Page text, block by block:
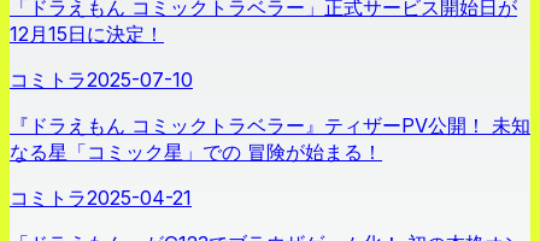
「ドラえもん コミックトラベラー」正式サービス開始日が
12月15日に決定！
コミトラ2025-07-10
『ドラえもん コミックトラベラー』ティザーPV公開！ 未知
なる星「コミック星」での 冒険が始まる！
コミトラ2025-04-21